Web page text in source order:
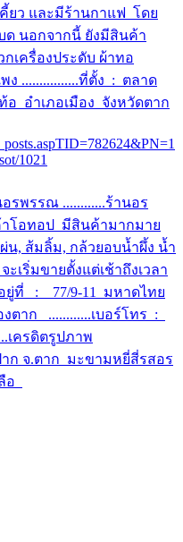
ยว และมีร้านกาแฟ โดย
ด นอกจากนี้ ยังมีสินค้า
เครื่องประดับ ผ้าทอ
ง ................ที่ตั้ง : ตลาด
อำเภอเมือง จังหวัดตาก
1021
อรพรรณ ............ร้านอร
โอทอป มีสินค้ามากมาย
น, ส้มลิ้ม, กล้วยอบน้ำผึ้ง น้ำ
เริ่มขายตั้งแต่เช้าถึงเวลา
งอยู่ที่ : 77/9-11 มหาดไทย
ตาก ............เบอร์โทร :
เครดิตรูปภาพ
าก จ.ตาก มะขามหยี่สี่รสอร
อ